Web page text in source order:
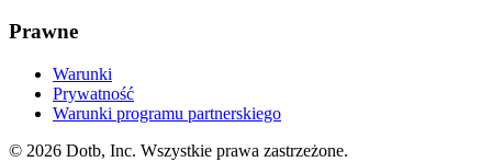
Prawne
Warunki
Prywatność
Warunki programu partnerskiego
© 2026 Dotb, Inc. Wszystkie prawa zastrzeżone.